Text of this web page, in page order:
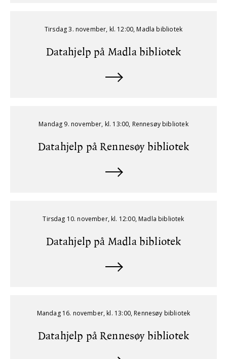
Tirsdag 3. november, kl. 12:00, Madla bibliotek
Datahjelp på Madla bibliotek
Mandag 9. november, kl. 13:00, Rennesøy bibliotek
Datahjelp på Rennesøy bibliotek
Tirsdag 10. november, kl. 12:00, Madla bibliotek
Datahjelp på Madla bibliotek
Mandag 16. november, kl. 13:00, Rennesøy bibliotek
Datahjelp på Rennesøy bibliotek